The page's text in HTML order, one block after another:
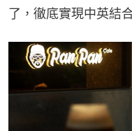
了，徹底實現中英結